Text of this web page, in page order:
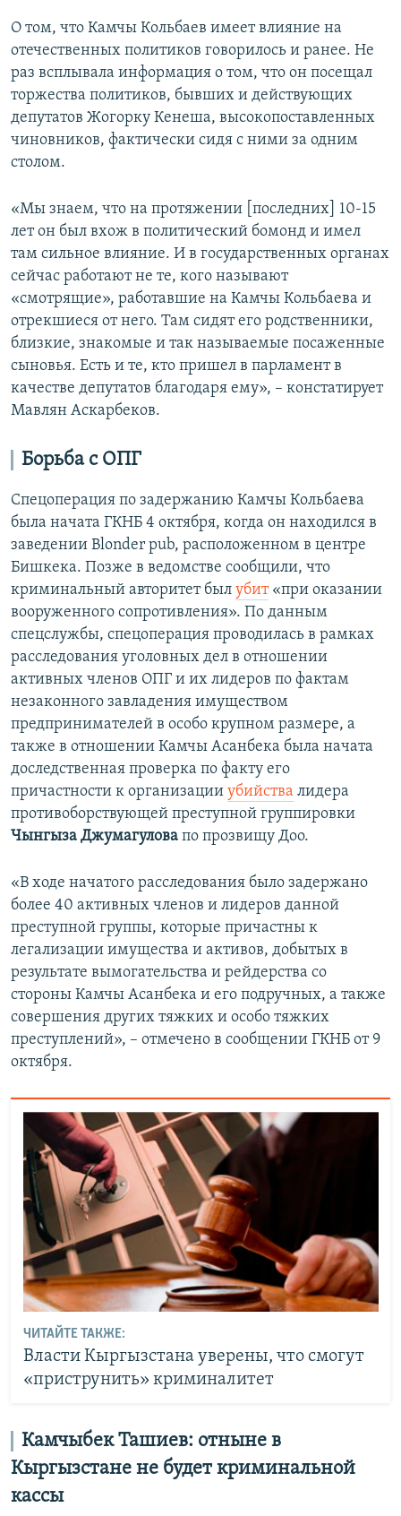
О том, что Камчы Кольбаев имеет влияние на
отечественных политиков говорилось и ранее. Не
раз всплывала информация о том, что он посещал
торжества политиков, бывших и действующих
депутатов Жогорку Кенеша, высокопоставленных
чиновников, фактически сидя с ними за одним
столом.
«Мы знаем, что на протяжении [последних] 10-15
лет он был вхож в политический бомонд и имел
там сильное влияние. И в государственных органах
сейчас работают не те, кого называют
«смотрящие», работавшие на Камчы Кольбаева и
отрекшиеся от него. Там сидят его родственники,
близкие, знакомые и так называемые посаженные
сыновья. Есть и те, кто пришел в парламент в
качестве депутатов благодаря ему», – констатирует
Мавлян Аскарбеков.
Борьба с ОПГ
Спецоперация по задержанию Камчы Кольбаева
была начата ГКНБ 4 октября, когда он находился в
заведении Blonder pub, расположенном в центре
Бишкека. Позже в ведомстве сообщили, что
криминальный авторитет был убит«при оказании
вооруженного сопротивления». По данным
спецслужбы, спецоперация проводилась в рамках
расследования уголовных дел в отношении
активных членов ОПГ и их лидеров по фактам
незаконного завладения имуществом
предпринимателей в особо крупном размере, а
также в отношении Камчы Асанбека была начата
доследственная проверка по факту его
причастности к организации убийства лидера
противоборствующей преступной группировки
Чынгыза Джумагулова по прозвищу Доо.
«В ходе начатого расследования было задержано
более 40 активных членов и лидеров данной
преступной группы, которые причастны к
легализации имущества и активов, добытых в
результате вымогательства и рейдерства со
стороны Камчы Асанбека и его подручных, а также
совершения других тяжких и особо тяжких
преступлений», – отмечено в сообщении ГКНБ от 9
октября.
ЧИТАЙТЕ ТАКЖЕ:
Власти Кыргызстана уверены, что смогут
«приструнить» криминалитет
Камчыбек Ташиев: отныне в
Кыргызстане не будет криминальной
кассы